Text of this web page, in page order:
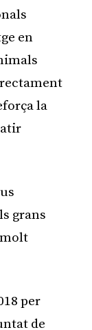
en
la
grans
molt
per
de